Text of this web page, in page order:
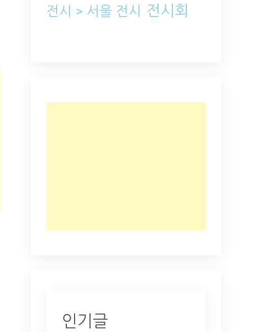
전시 > 서울 전시 전시회
인기글